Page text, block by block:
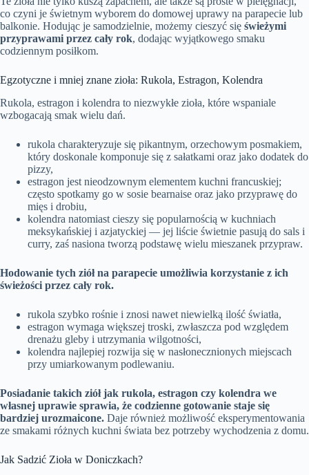
co czyni je świetnym wyborem do domowej uprawy na parapecie lub
balkonie. Hodując je samodzielnie, możemy cieszyć się świeżymi
przyprawami przez cały rok, dodając wyjątkowego smaku
codziennym posiłkom.
Egzotyczne i mniej znane zioła: Rukola, Estragon, Kolendra
Rukola, estragon i kolendra to niezwykłe zioła, które wspaniale
wzbogacają smak wielu dań.
rukola charakteryzuje się pikantnym, orzechowym posmakiem,
który doskonale komponuje się z sałatkami oraz jako dodatek do
pizzy,
estragon jest nieodzownym elementem kuchni francuskiej;
często spotkamy go w sosie bearnaise oraz jako przyprawę do
mięs i drobiu,
kolendra natomiast cieszy się popularnością w kuchniach
meksykańskiej i azjatyckiej — jej liście świetnie pasują do sals i
curry, zaś nasiona tworzą podstawę wielu mieszanek przypraw.
Hodowanie tych ziół na parapecie umożliwia korzystanie z ich
świeżości przez cały rok.
rukola szybko rośnie i znosi nawet niewielką ilość światła,
estragon wymaga większej troski, zwłaszcza pod względem
drenażu gleby i utrzymania wilgotności,
kolendra najlepiej rozwija się w nasłonecznionych miejscach
przy umiarkowanym podlewaniu.
Posiadanie takich ziół jak rukola, estragon czy kolendra we
własnej uprawie sprawia, że codzienne gotowanie staje się
bardziej urozmaicone. Daje również możliwość eksperymentowania
ze smakami różnych kuchni świata bez potrzeby wychodzenia z domu.
Jak Sadzić Zioła w Doniczkach?